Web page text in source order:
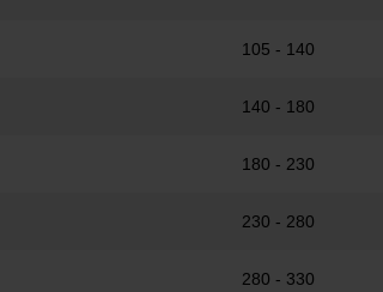
105 - 140
140 - 180
180 - 230
230 - 280
280 - 330